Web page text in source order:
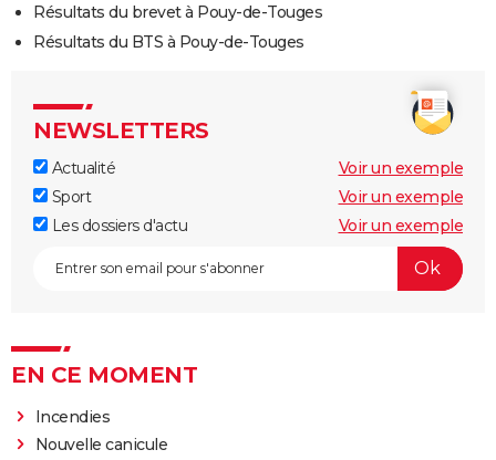
Résultats du brevet à Pouy-de-Touges
Résultats du BTS à Pouy-de-Touges
NEWSLETTERS
Actualité
Voir un exemple
Sport
Voir un exemple
Les dossiers d'actu
Voir un exemple
EN CE MOMENT
Incendies
Nouvelle canicule